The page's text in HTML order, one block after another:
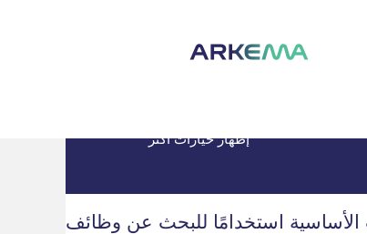
إظهار خيارات أكثر